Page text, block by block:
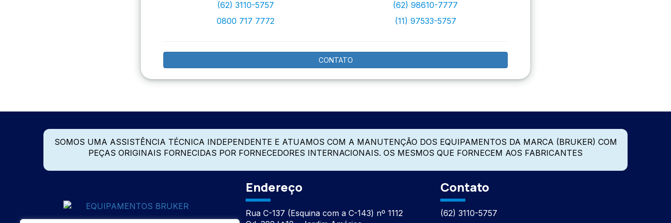
(62) 3110-5757
0800 717 7772
(62) 98610-7777
(11) 97533-5757
CONTATO
SOMOS UMA ASSISTÊNCIA TÉCNICA INDEPENDENTE E ATUAMOS COM A MANUTENÇÃO DOS EQUIPAMENTOS DA MARCA (BRUKER) COM
PEÇAS ORIGINAIS FORNECIDAS POR FORNECEDORES INTERNACIONAIS. OS MESMOS QUE FORNECEM AOS FABRICANTES
Endereço
Rua C-137 (Esquina com a C-143) nº 1112
Contato
(62) 3110-5757